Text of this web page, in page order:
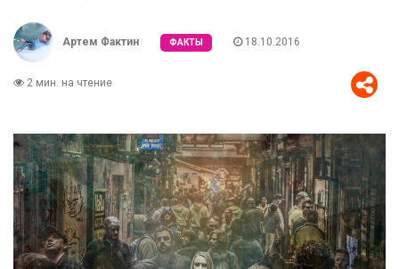
Артем Фактин ФАКТЫ 18.10.2016
2 мин. на чтение